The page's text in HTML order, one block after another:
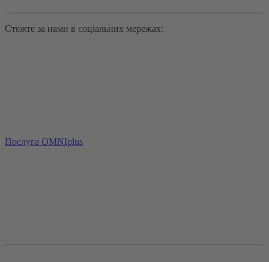
Стежте за нами в соціальних мережах:
Послуга OMNIplus